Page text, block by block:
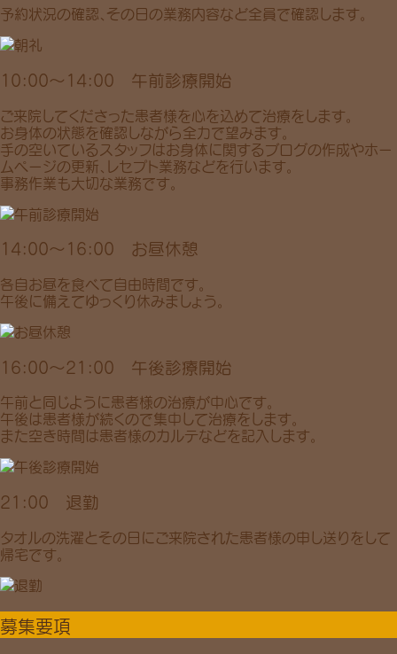
予約状況の確認、その日の業務内容など全員で確認します。
10:00〜14:00 午前診療開始
ご来院してくださった患者様を心を込めて治療をします。
お身体の状態を確認しながら全力で望みます。
手の空いているスタッフはお身体に関するブログの作成やホー
ムページの更新、レセプト業務などを行います。
事務作業も大切な業務です。
14:00〜16:00 お昼休憩
各自お昼を食べて自由時間です。
午後に備えてゆっくり休みましょう。
16:00〜21:00 午後診療開始
午前と同じように患者様の治療が中心です。
午後は患者様が続くので集中して治療をします。
また空き時間は患者様のカルテなどを記入します。
21:00 退勤
タオルの洗濯とその日にご来院された患者様の申し送りをして
帰宅です。
募集要項